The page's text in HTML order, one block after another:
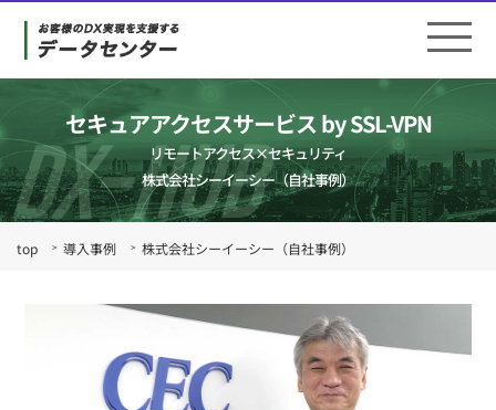
セキュアアクセスサービス by SSL-VPN
リモートアクセス×セキュリティ
株式会社シーイーシー（自社事例）
top 導入事例 株式会社シーイーシー（自社事例）